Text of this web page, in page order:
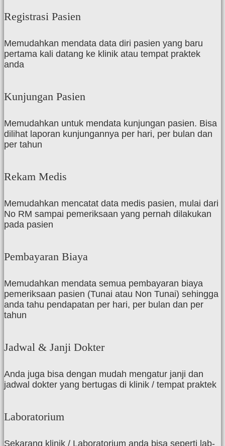
Registrasi Pasien
Memudahkan mendata data diri pasien yang baru
pertama kali datang ke klinik atau tempat praktek
anda
Kunjungan Pasien
Memudahkan untuk mendata kunjungan pasien. Bisa
dilihat laporan kunjungannya per hari, per bulan dan
per tahun
Rekam Medis
Memudahkan mencatat data medis pasien, mulai dari
No RM sampai pemeriksaan yang pernah dilakukan
pada pasien
Pembayaran Biaya
Memudahkan mendata semua pembayaran biaya
pemeriksaan pasien (Tunai atau Non Tunai) sehingga
anda tahu pendapatan per hari, per bulan dan per
tahun
Jadwal & Janji Dokter
Anda juga bisa dengan mudah mengatur janji dan
jadwal dokter yang bertugas di klinik / tempat praktek
Laboratorium
Sekarang klinik / Laboratorium anda bisa seperti lab-